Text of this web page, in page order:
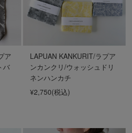
ア
バ
LAPUAN KANKURIT/ラプア
ンカンクリ/ウォッシュドリ
ネンハンカチ
¥2,750(税込)